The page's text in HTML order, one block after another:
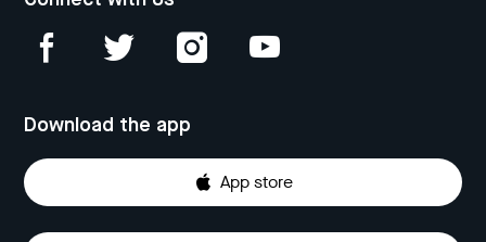
Download the app
App store